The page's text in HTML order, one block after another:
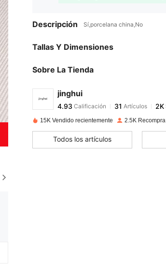
Descripción Sí,porcelana china,No
Tallas Y Dimensiones
Sobre La Tienda
jinghui
4.93
4.93
l***0seguidoHace 1 día
4.93
15K Vendido recientemente 2.5K Recompra
Todos los artículos